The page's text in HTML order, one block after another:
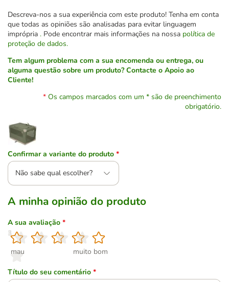
Descreva-nos a sua experiência com este produto! Tenha em conta
que todas as opiniões são analisadas para evitar linguagem
imprópria . Pode encontrar mais informações na nossa política de
proteção de dados.
Tem algum problema com a sua encomenda ou entrega, ou
alguma questão sobre um produto? Contacte o Apoio ao
Cliente!
Os campos marcados com um * são de preenchimento
obrigatório.
Confirmar a variante do produto *
Não sabe qual escolher?
A minha opinião do produto
A sua avaliação *
1
mau
2
3
4
5
muito bom
Título do seu comentário *